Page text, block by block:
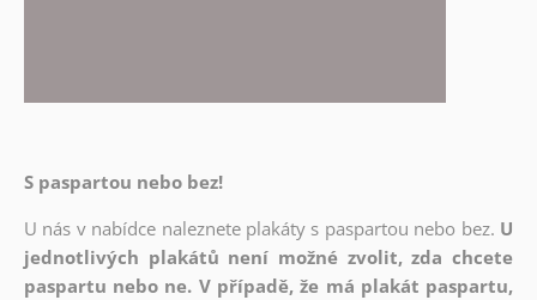
S paspartou nebo bez!
U nás v nabídce naleznete plakáty s paspartou nebo bez. U
jednotlivých plakátů není možné zvolit, zda chcete
paspartu nebo ne. V případě, že má plakát paspartu,